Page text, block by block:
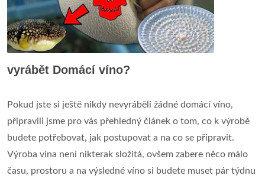
vyrábět Domácí víno?
Pokud jste si ještě nikdy nevyráběli žádné domácí víno,
připravili jsme pro vás přehledný článek o tom, co k výrobě
budete potřebovat, jak postupovat a na co se připravit.
Výroba vína není nikterak složitá, ovšem zabere něco málo
času, prostoru a na výsledné víno si budete muset pár týdnu